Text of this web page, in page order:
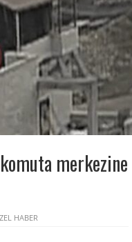
merkezine
HABER